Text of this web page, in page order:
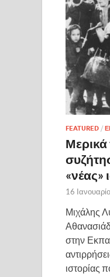
FEATURED /
«νέας»
16
Μιχάλης
στην
ιστορίας